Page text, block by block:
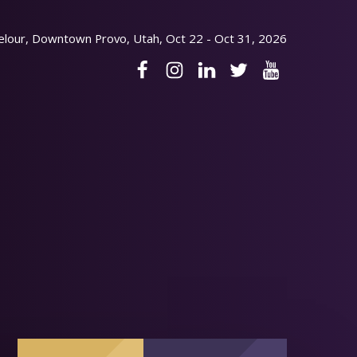
Downtown Provo, Utah, Oct 22 - Oct 31, 2026